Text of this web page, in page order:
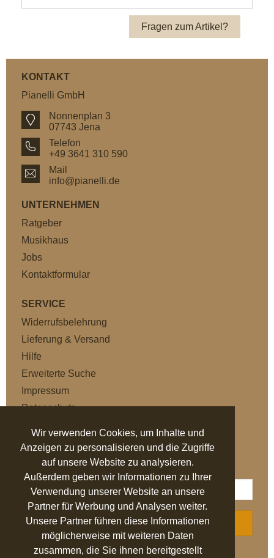
Wir verwenden Cookies, um Inhalte und
Anzeigen zu personalisieren und die Zugriffe
auf unsere Website zu analysieren.
Außerdem geben wir Informationen zu Ihrer
Verwendung unserer Website an unsere
Partner für Werbung und Analysen weiter.
Unsere Partner führen diese Informationen
möglicherweise mit weiteren Daten
zusammen, die Sie ihnen bereitgestellt
Fragen zum Artikel?
KONTAKT
Pianelli GmbH
Nonnenplan 3
07743 Jena
Telefon
+49 3641 310 590
Mail
info@pianelli.de
UNTERNEHMEN
Ratgeber
Musikhaus
Jobs
Kontaktformular
SERVICE
Widerrufsbelehrung
Lieferung & Versand
Hilfe
Erweiterte Suche
Impressum
Datenschutz
NEWSLETTER
ABONNIEREN